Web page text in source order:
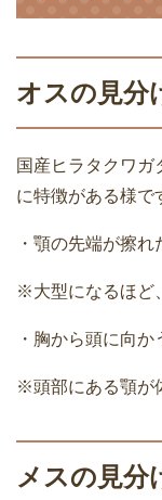
オスの見分
国産ヒラタクワガ
に特徴がある様で
・顎の先端が擦
※大型になるほど
・胸から頭に向
※頭部にある顎が
メスの見分